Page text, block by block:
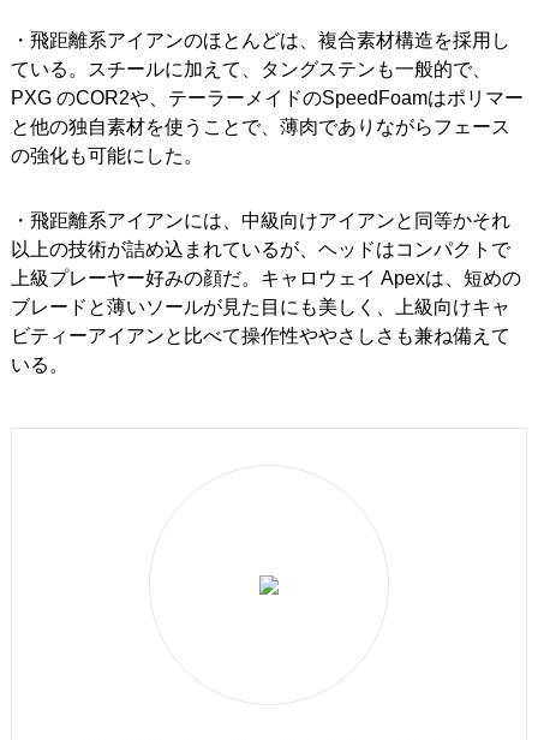
・飛距離系アイアンのほとんどは、複合素材構造を採用し
ている。スチールに加えて、タングステンも一般的で、
PXG のCOR2や、テーラーメイドのSpeedFoamはポリマー
と他の独自素材を使うことで、薄肉でありながらフェース
の強化も可能にした。
・飛距離系アイアンには、中級向けアイアンと同等かそれ
以上の技術が詰め込まれているが、ヘッドはコンパクトで
上級プレーヤー好みの顔だ。キャロウェイ Apexは、短めの
ブレードと薄いソールが見た目にも美しく、上級向けキャ
ビティーアイアンと比べて操作性ややさしさも兼ね備えて
いる。